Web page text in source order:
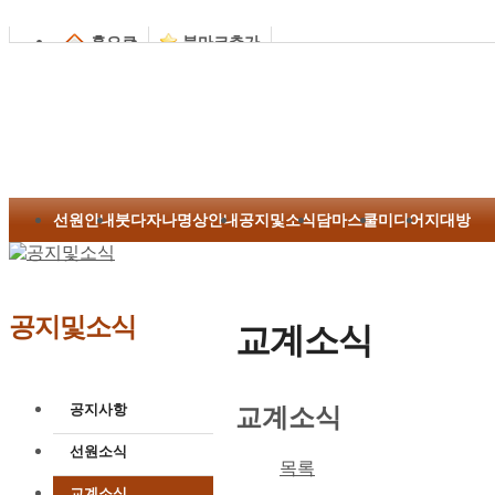
홈으로 북마크추가
선원안내붓다자나명상안내공지및소식담마스쿨미디어지대방
공지및소식
공지사항
선원소식
교계소식
교계소식
목록